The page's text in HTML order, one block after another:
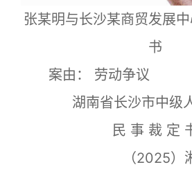
张某明与长沙某商贸发展
书
案由： 劳动争议
湖南省长沙市中级
民 事 裁 定
（2025）湘